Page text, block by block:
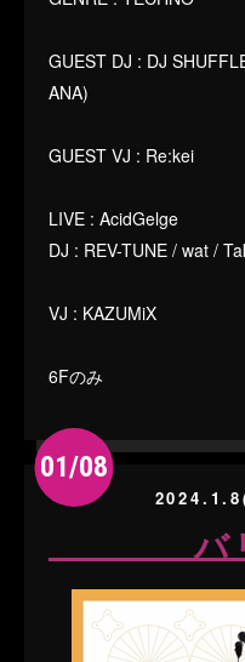
GUEST DJ : DJ
ANA)
GUEST VJ : Re:kei
LIVE : AcidGelge
DJ : REV-TUNE / wat /
VJ : KAZUMiX
6Fのみ
01/08
バ